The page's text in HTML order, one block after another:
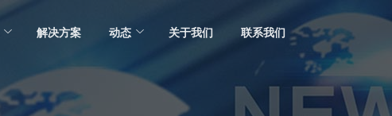
解决方案 动态 关于我们 联系我们